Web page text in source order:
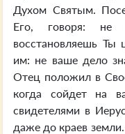
Духом Святым.
Его, говоря:
восстановляешь
им: не ваше дело
Отец положил в
когда сойдет на
свидетелями в
даже до краев